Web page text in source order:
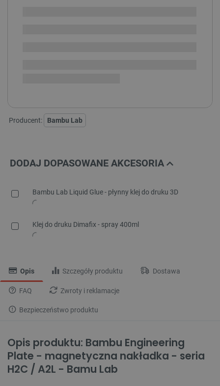
Producent: Bambu Lab
DODAJ DOPASOWANE AKCESORIA
Bambu Lab Liquid Glue - płynny klej do druku 3D
Klej do druku Dimafix - spray 400ml
Opis Szczegóły produktu Dostawa
FAQ Zwroty i reklamacje
Bezpieczeństwo produktu
Opis produktu: Bambu Engineering
Plate - magnetyczna nakładka - seria
H2C / A2L - Bamu Lab